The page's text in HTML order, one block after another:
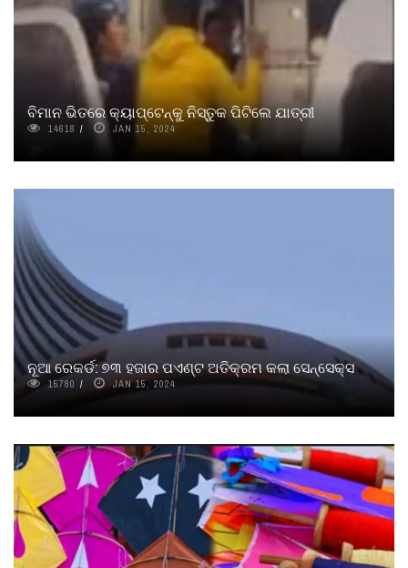
ବିମାନ ଭିତରେ କ୍ୟାପ୍‌ଟେନ୍‌କୁ ନିସ୍ତୁକ ପିଟିଲେ ଯାତ୍ରୀ
14618 JAN 15, 2024
ନୂଆ ରେକର୍ଡ: ୭୩ ହଜାର ପଏଣ୍ଟ ଅତିକ୍ରମ କଲା ସେନ୍ସେକ୍ସ
15780 JAN 15, 2024